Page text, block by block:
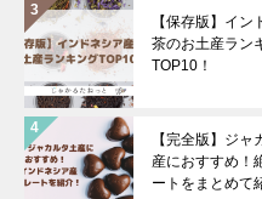
【保存版】イン
茶のお土産ラン
TOP10！
【完全版】ジャ
産におすすめ！
ートをまとめて